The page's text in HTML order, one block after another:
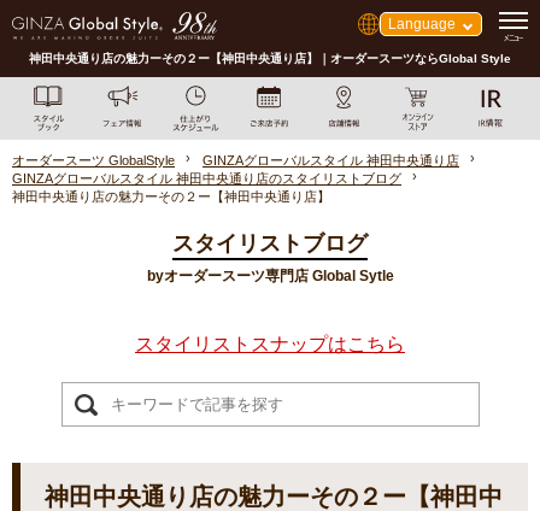
Language
神田中央通り店の魅力ーその２ー【神田中央通り店】｜オーダースーツならGlobal Style
オーダースーツ GlobalStyle
GINZAグローバルスタイル 神田中央通り店
GINZAグローバルスタイル 神田中央通り店のスタイリストブログ
神田中央通り店の魅力ーその２ー【神田中央通り店】
スタイリストブログ
byオーダースーツ専門店 Global Sytle
スタイリストスナップはこちら
神田中央通り店の魅力ーその２ー【神田中